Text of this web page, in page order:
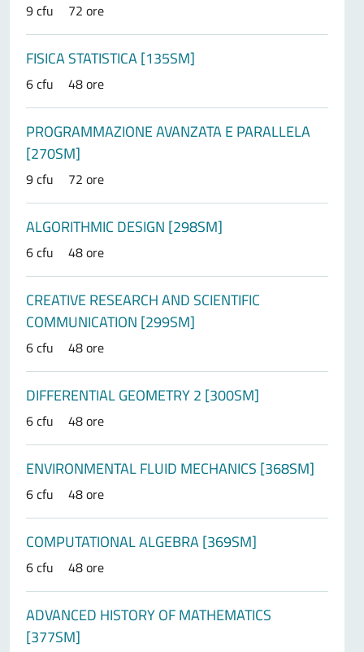
9 cfu 72 ore
FISICA STATISTICA [135SM]
6 cfu 48 ore
PROGRAMMAZIONE AVANZATA E PARALLELA
[270SM]
9 cfu 72 ore
ALGORITHMIC DESIGN [298SM]
6 cfu 48 ore
CREATIVE RESEARCH AND SCIENTIFIC
COMMUNICATION [299SM]
6 cfu 48 ore
DIFFERENTIAL GEOMETRY 2 [300SM]
6 cfu 48 ore
ENVIRONMENTAL FLUID MECHANICS [368SM]
6 cfu 48 ore
COMPUTATIONAL ALGEBRA [369SM]
6 cfu 48 ore
ADVANCED HISTORY OF MATHEMATICS
[377SM]